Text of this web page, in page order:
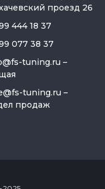
проезд 26
444 18 37
077 38 37
tuning.ru –
tuning.ru –
продаж